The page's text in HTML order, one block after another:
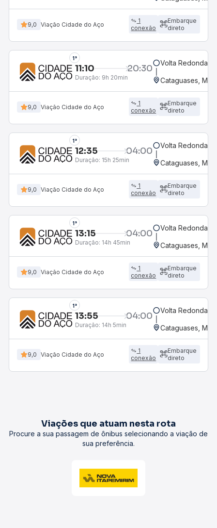
9,0 Viação Cidade do Aço
1
conexão
Embarque
direto
1°
11:10 20:30
Duração: 9h 20min
Volta Redonda,
Cataguases, MG
9,0 Viação Cidade do Aço
1
conexão
Embarque
direto
1°
12:35 04:00
Duração: 15h 25min
Volta Redonda,
Cataguases, MG
9,0 Viação Cidade do Aço
1
conexão
Embarque
direto
1°
13:15 04:00
Duração: 14h 45min
Volta Redonda,
Cataguases, MG
9,0 Viação Cidade do Aço
1
conexão
Embarque
direto
1°
13:55 04:00
Duração: 14h 5min
Volta Redonda,
Cataguases, MG
9,0 Viação Cidade do Aço
1
conexão
Embarque
direto
Viações que atuam nesta rota
Procure a sua passagem de ônibus selecionando a viação de
sua preferência.